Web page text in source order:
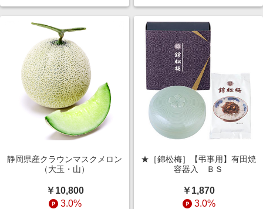
静岡県産クラウンマスクメロン
（大玉・山）
￥10,800
3.0%
★［錦松梅］【弔事用】有田焼
容器入 ＢＳ
￥1,870
3.0%